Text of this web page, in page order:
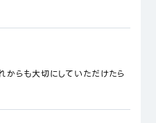
からも大切にしていただけたら